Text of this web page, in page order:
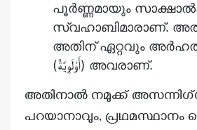
പൂർണ്ണമായും
സ്വഹാബിമാരാണ്.
അതിന് ഏറ്റവും
(أَوْلَوِيَّةٌ) അവരാണ്.
അതിനാൽ നമുക്ക്
പറയാനാവും, പ്രഥമസ്ഥാനം